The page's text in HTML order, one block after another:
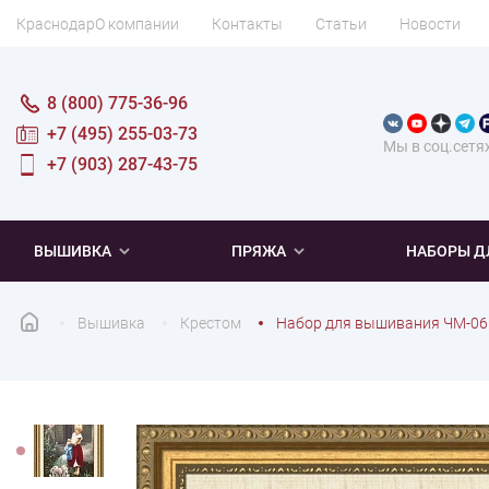
КраснодарО компании Контакты Статьи Новости
Мы в
8 (800) 775-36-96
+7 (495) 255-03-73
+7 (903) 287-43-75
ВЫШИВКА ПРЯЖА НАБОРЫ
Вышивка Крестом Набор для вышивания ЧМ-